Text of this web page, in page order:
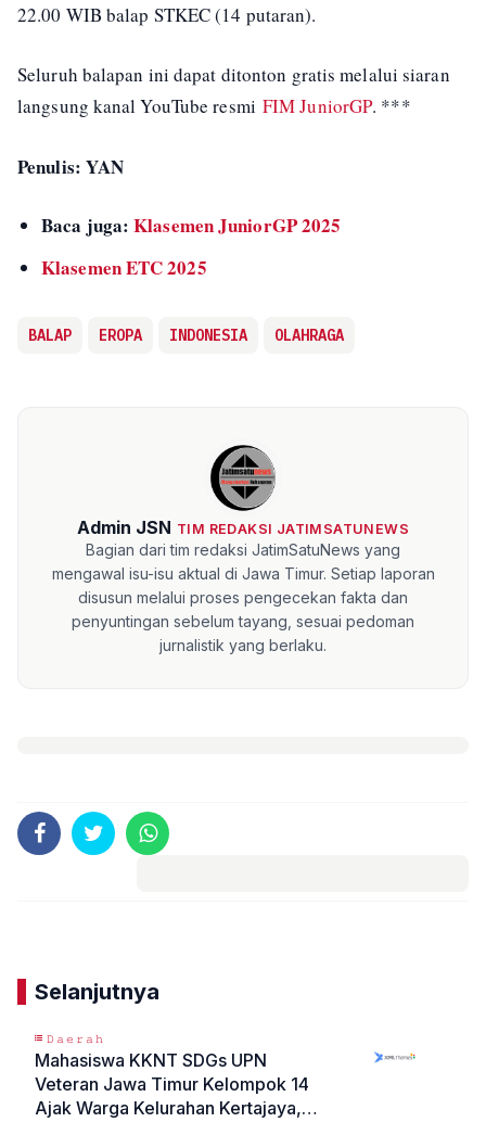
22.00 WIB balap STKEC (14 putaran).
Seluruh balapan ini dapat ditonton gratis melalui siaran
langsung kanal YouTube resmi FIM JuniorGP. ***
Penulis: YAN
Baca juga:Klasemen JuniorGP 2025
Klasemen ETC 2025
BALAP EROPA INDONESIA OLAHRAGA
Admin JSN TIM REDAKSI JATIMSATUNEWS
Bagian dari tim redaksi JatimSatuNews yang
mengawal isu-isu aktual di Jawa Timur. Setiap laporan
disusun melalui proses pengecekan fakta dan
penyuntingan sebelum tayang, sesuai pedoman
jurnalistik yang berlaku.
Selanjutnya
𝙳𝚊𝚎𝚛𝚊𝚑
Mahasiswa KKNT SDGs UPN
Veteran Jawa Timur Kelompok 14
Ajak Warga Kelurahan Kertajaya,